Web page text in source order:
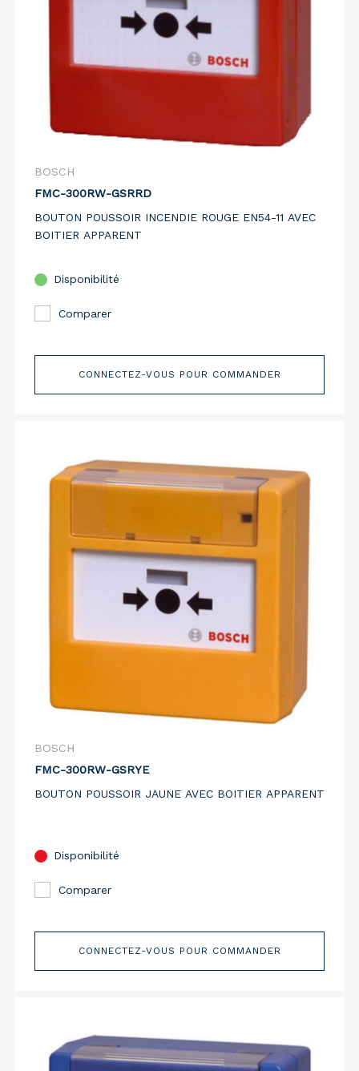
BOSCH
FMC-300RW-GSRRD
BOUTON POUSSOIR INCENDIE ROUGE EN54-11 AVEC
BOITIER APPARENT
Disponibilité
Comparer
CONNECTEZ-VOUS POUR COMMANDER
BOSCH
FMC-300RW-GSRYE
BOUTON POUSSOIR JAUNE AVEC BOITIER APPARENT
Disponibilité
Comparer
CONNECTEZ-VOUS POUR COMMANDER